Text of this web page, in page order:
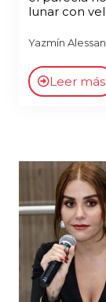
lunar con
Yazmín
Leer más